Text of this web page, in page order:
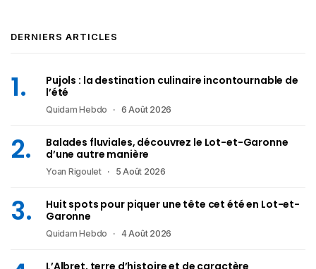
DERNIERS ARTICLES
Pujols : la destination culinaire incontournable de
l’été
Quidam Hebdo 6 Août 2026
Balades fluviales, découvrez le Lot-et-Garonne
d’une autre manière
Yoan Rigoulet 5 Août 2026
Huit spots pour piquer une tête cet été en Lot-et-
Garonne
Quidam Hebdo 4 Août 2026
L’Albret, terre d’histoire et de caractère